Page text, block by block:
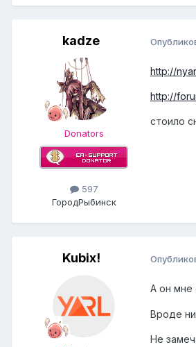
kadze
Donators
597
ГородРыбинск
http://
http://
стоило
Kubix!
А он мне
Вроде
Не